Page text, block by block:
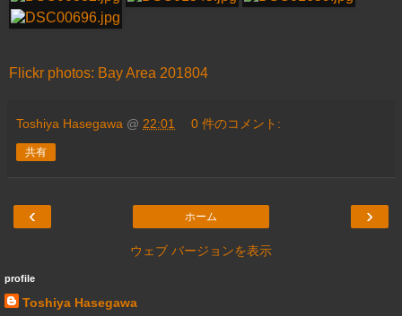
Flickr photos: Bay Area 201804
Toshiya Hasegawa @ 22:01 0 件のコメント:
共有
‹ ›
ホーム
ウェブ バージョンを表示
profile
Toshiya Hasegawa